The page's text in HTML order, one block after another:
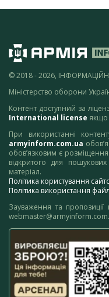
© 2018 - 2026,
Міністерство оборони
Контент доступний за
International license якщо
При використанні
armyinform.com.ua
обов’язковим є
відкритого для
матеріал.
Політика користування
Політика використання
Зауваження та